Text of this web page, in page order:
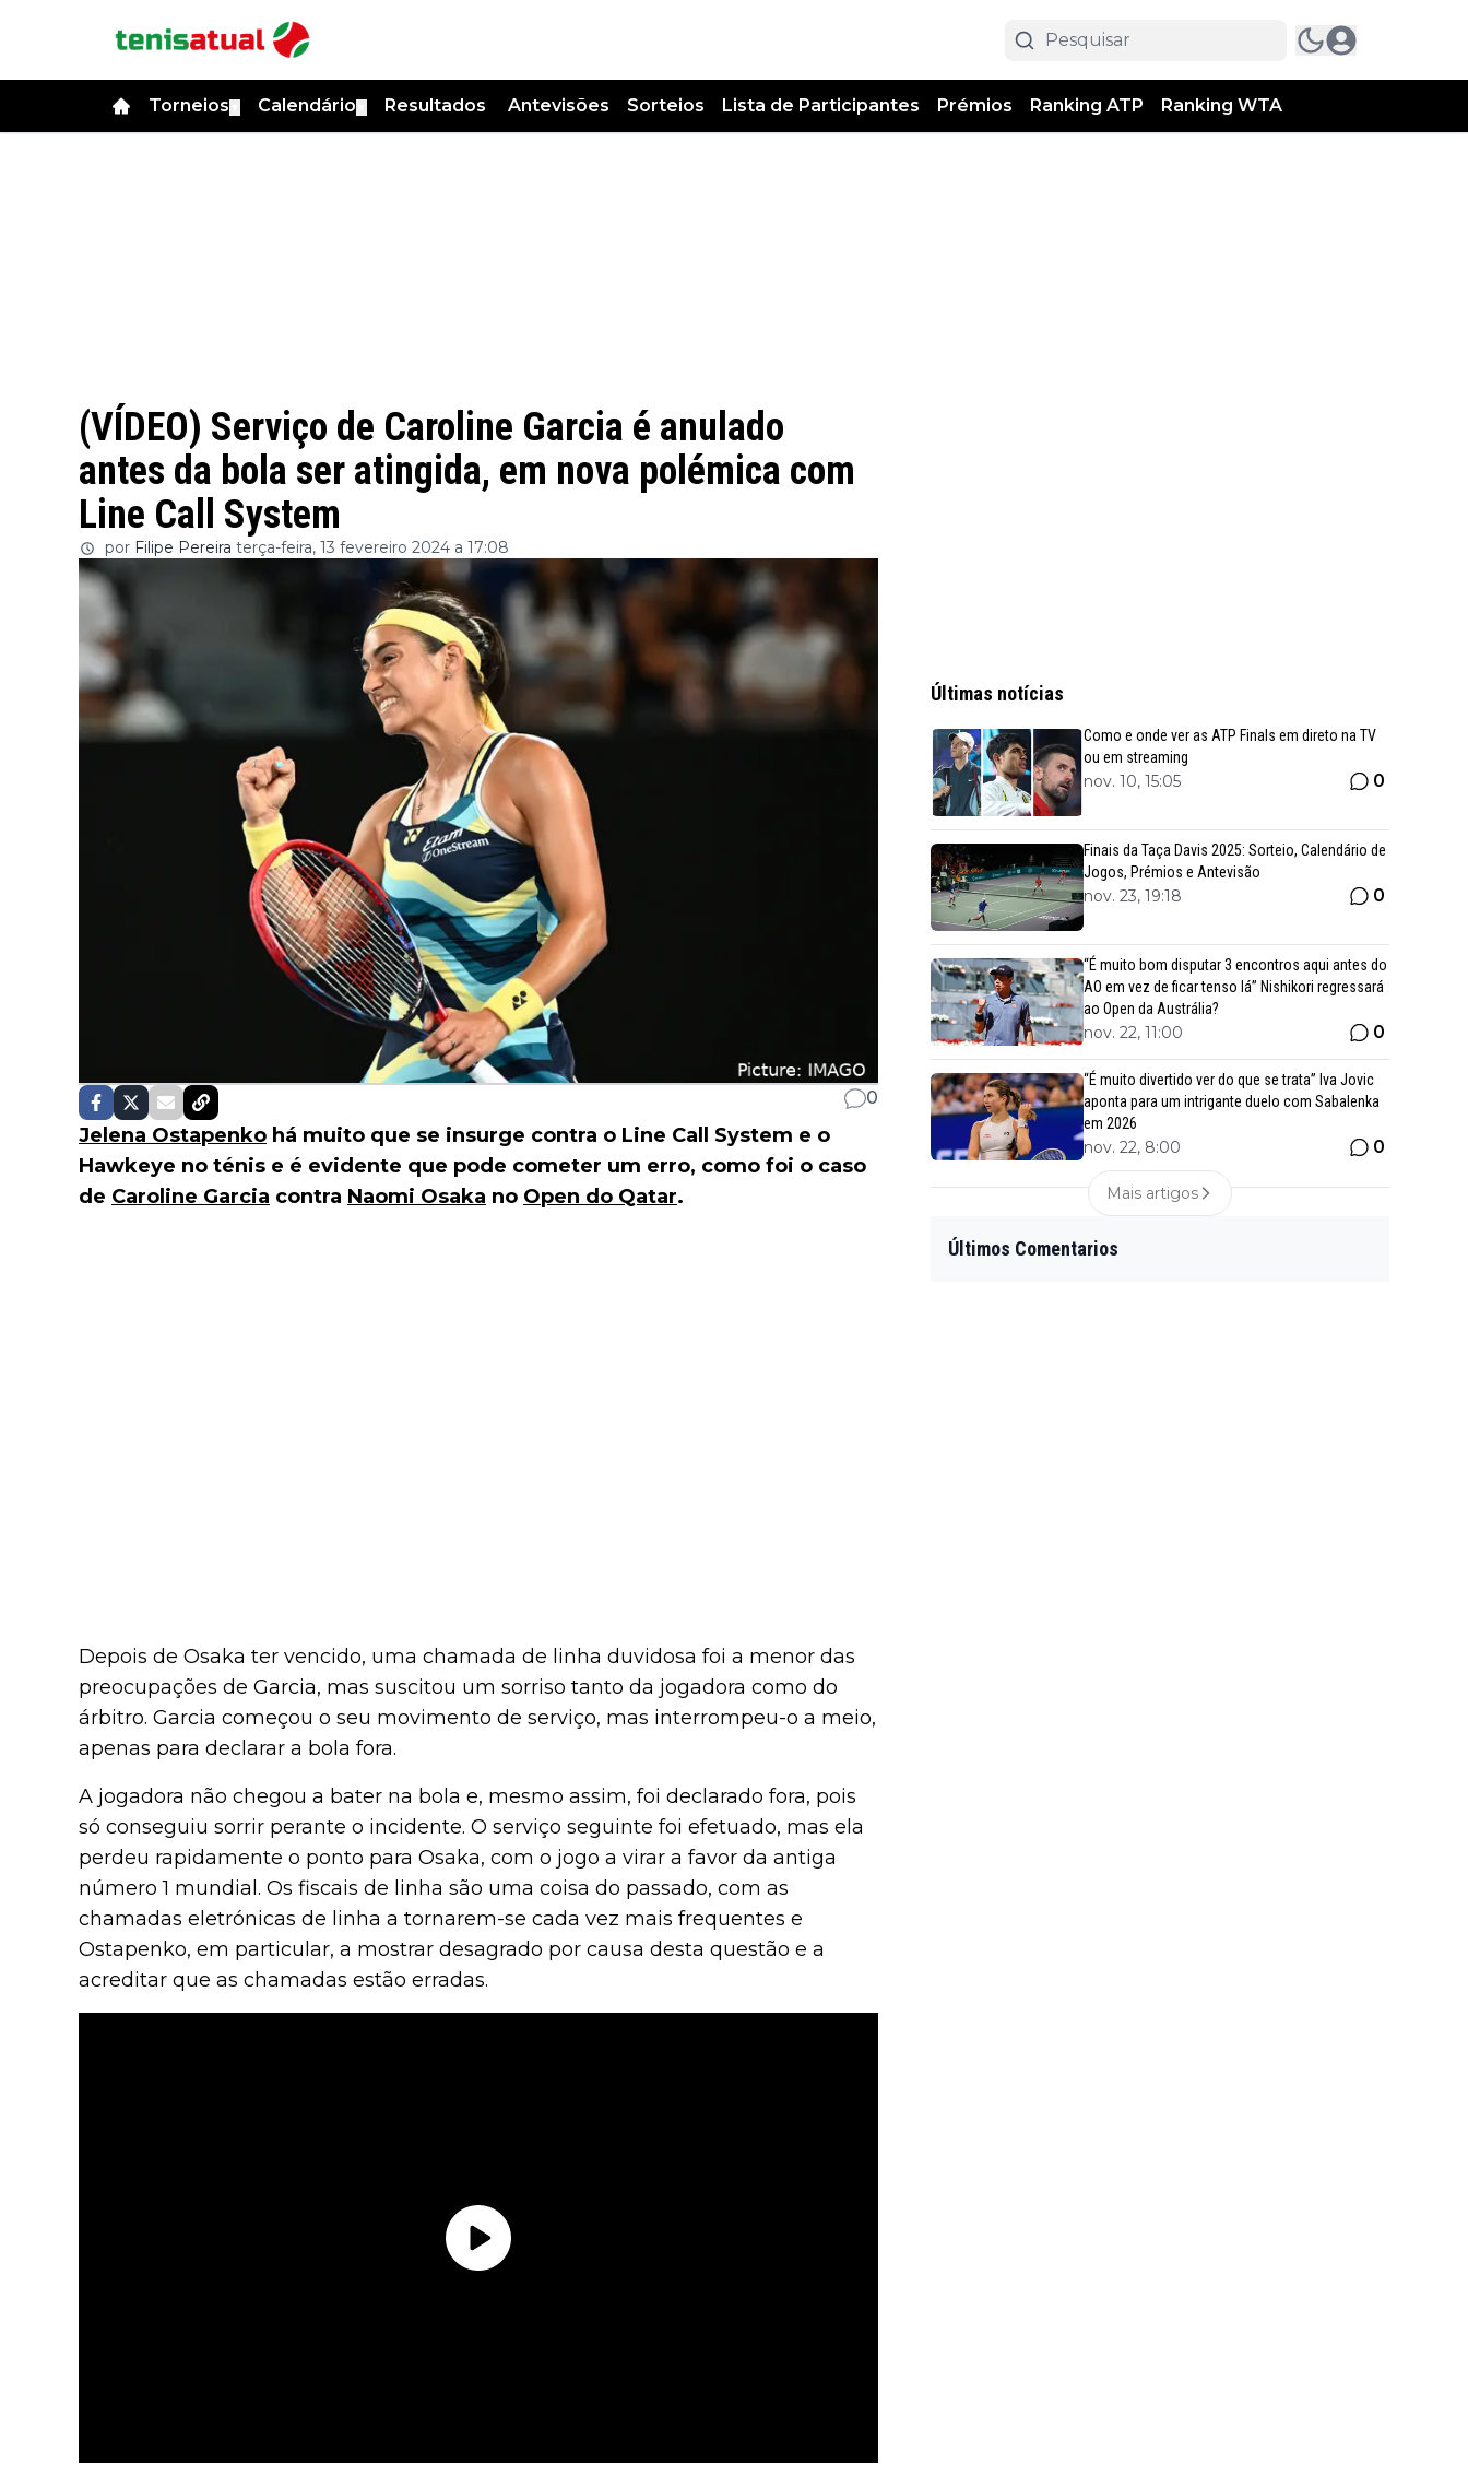
Torneios Calendário Resultados Antevisões Sorteios Lista de Participantes Prémios Ranking ATP Ranking WTA
(VÍDEO) Serviço de Caroline Garcia é anulado
antes da bola ser atingida, em nova polémica com
Line Call System
por Filipe Pereira terça-feira, 13 fevereiro 2024 a 17:08
0
Jelena Ostapenko há muito que se insurge contra o Line Call System e o
Hawkeye no ténis e é evidente que pode cometer um erro, como foi o caso
de Caroline Garcia contra Naomi Osaka no Open do Qatar.
Depois de Osaka ter vencido, uma chamada de linha duvidosa foi a menor das
preocupações de Garcia, mas suscitou um sorriso tanto da jogadora como do
árbitro. Garcia começou o seu movimento de serviço, mas interrompeu-o a meio,
apenas para declarar a bola fora.
A jogadora não chegou a bater na bola e, mesmo assim, foi declarado fora, pois
só conseguiu sorrir perante o incidente. O serviço seguinte foi efetuado, mas ela
perdeu rapidamente o ponto para Osaka, com o jogo a virar a favor da antiga
número 1 mundial. Os fiscais de linha são uma coisa do passado, com as
chamadas eletrónicas de linha a tornarem-se cada vez mais frequentes e
Ostapenko, em particular, a mostrar desagrado por causa desta questão e a
acreditar que as chamadas estão erradas.
Últimas notícias
Como e onde ver as ATP Finals em direto na TV
ou em streaming
nov. 10, 15:05 0
Finais da Taça Davis 2025: Sorteio, Calendário de
Jogos, Prémios e Antevisão
nov. 23, 19:18 0
“É muito bom disputar 3 encontros aqui antes do
AO em vez de ficar tenso lá” Nishikori regressará
ao Open da Austrália?
nov. 22, 11:00 0
“É muito divertido ver do que se trata” Iva Jovic
aponta para um intrigante duelo com Sabalenka
em 2026
nov. 22, 8:00 0
Mais artigos
Últimos Comentarios